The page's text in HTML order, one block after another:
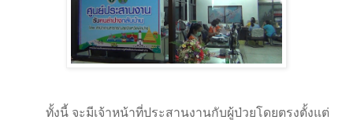
ทั้งนี้ จะมีเจ้าหน้าที่ประสานงานกับผู้ป่วยโดยตรงตั้งแต่